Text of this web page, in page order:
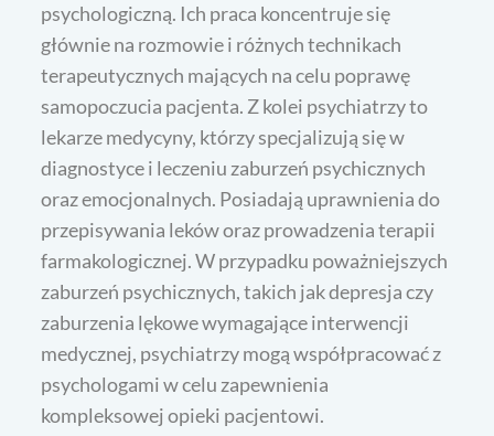
psychologiczną. Ich praca koncentruje się
głównie na rozmowie i różnych technikach
terapeutycznych mających na celu poprawę
samopoczucia pacjenta. Z kolei psychiatrzy to
lekarze medycyny, którzy specjalizują się w
diagnostyce i leczeniu zaburzeń psychicznych
oraz emocjonalnych. Posiadają uprawnienia do
przepisywania leków oraz prowadzenia terapii
farmakologicznej. W przypadku poważniejszych
zaburzeń psychicznych, takich jak depresja czy
zaburzenia lękowe wymagające interwencji
medycznej, psychiatrzy mogą współpracować z
psychologami w celu zapewnienia
kompleksowej opieki pacjentowi.